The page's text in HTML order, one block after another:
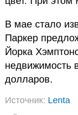
В мае стало
Паркер
Йорка
недвижимость
долларов.
Источник: Lenta